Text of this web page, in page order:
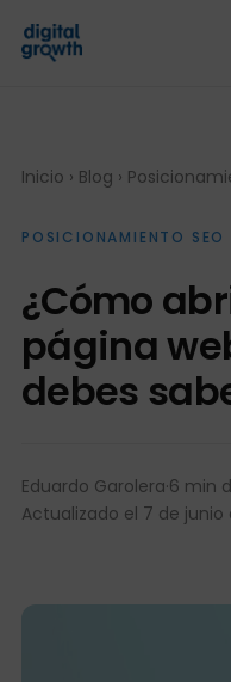
Inicio › Blog ›
POSICIONAMIENTO SEO
¿Cómo
página
debes
Eduardo Garolera·6 min
Actualizado el 7 de junio